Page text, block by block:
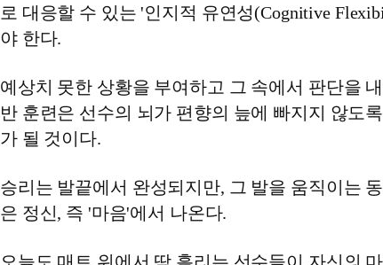
로 대응할 수 있는 '인지적 유연성(Cognitive
야 한다.
예상치 못한 상황을 부여하고 그 속에서 판단을
반 훈련은 선수의 뇌가 편향의 늪에 빠지지 않도
가 될 것이다.
승리는 발끝에서 완성되지만, 그 발을 움직이는
은 정신, 즉 '마음'에서 나온다.